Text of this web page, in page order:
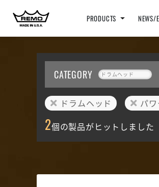
PRODUCTS NEWS/
CATEGORY ドラムヘッド
ドラムヘッド パ
2個の製品がヒットしました